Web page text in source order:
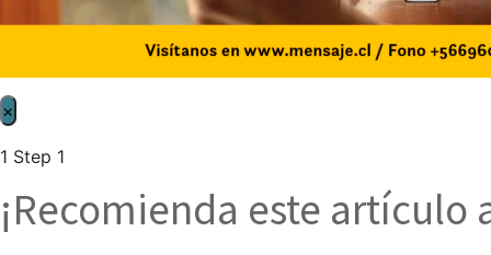
×
1 Step 1
¡Recomienda este artículo